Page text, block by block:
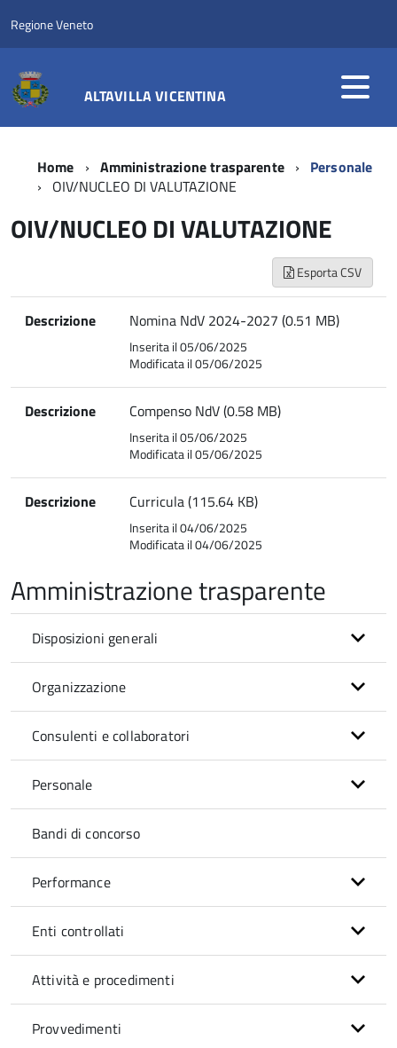
Regione Veneto
ALTAVILLA VICENTINA
Home Amministrazione trasparente
Personale
OIV/NUCLEO DI VALUTAZIONE
OIV/NUCLEO DI VALUTAZIONE
Esporta CSV
Descrizione Nomina NdV 2024-2027 (0.51 MB)
Inserita il 05/06/2025
Modificata il 05/06/2025
Descrizione Compenso NdV (0.58 MB)
Inserita il 05/06/2025
Modificata il 05/06/2025
Descrizione Curricula (115.64 KB)
Inserita il 04/06/2025
Modificata il 04/06/2025
Amministrazione trasparente
Disposizioni generali
Organizzazione
Consulenti e collaboratori
Personale
Bandi di concorso
Performance
Enti controllati
Attività e procedimenti
Provvedimenti